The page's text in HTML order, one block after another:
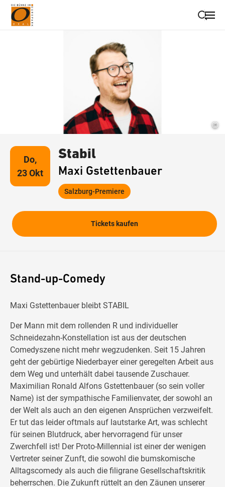
Wegbeschreibung erhalten
©
Do,
23 Okt
Stabil
Maxi Gstettenbauer
Salzburg-Premiere
Tickets kaufen
Stand-up-Comedy
Maxi Gstettenbauer bleibt STABIL
Der Mann mit dem rollenden R und individueller
Schneidezahn-Konstellation ist aus der deutschen
Comedyszene nicht mehr wegzudenken. Seit 15 Jahren
geht der gebürtige Niederbayer einer geregelten Arbeit aus
dem Weg und unterhält dabei tausende Zuschauer.
Maximilian Ronald Alfons Gstettenbauer (so sein voller
Name) ist der sympathische Familienvater, der sowohl an
der Welt als auch an den eigenen Ansprüchen verzweifelt.
Er tut das leider oftmals auf lautstarke Art, was schlecht
für seinen Blutdruck, aber hervorragend für unser
Zwerchfell ist! Der Proto-Millennial ist einer der wenigen
Vertreter seiner Zunft, die sowohl die bumskomische
Alltagscomedy als auch die filigrane Gesellschaftskritik
beherrschen. Die Zukunft rüttelt an den Zäunen unserer